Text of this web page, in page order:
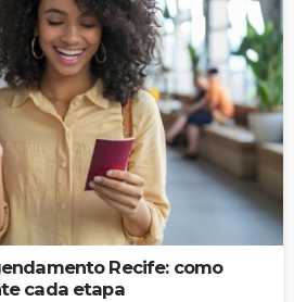
Recife: como
cada etapa